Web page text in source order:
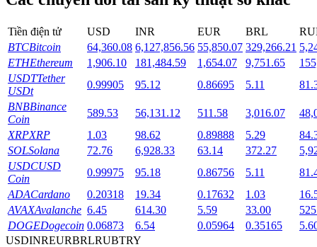
Launchpool
Đặt cọc linh hoạt để kiếm được các token phổ biến.
Khóa BTR
Tiền điện tử USD INR EUR BRL
BTCBitcoin 64,360.08 6,127,856.56 55,850.07 329,266.21
ETHEthereum 1,906.10 181,484.59 1,654.07 9,751.65
USDTTether
USDt
0.99905 95.12 0.86695 5.11
BNBBinance
Coin
589.53 56,131.12 511.58 3,016.07
XRPXRP 1.03 98.62 0.89888 5.29
SOLSolana 72.76 6,928.33 63.14 372.27
USDCUSD
Coin
0.99975 95.18 0.86756 5.11
ADACardano 0.20318 19.34 0.17632 1.03
AVAXAvalanche 6.45 614.30 5.59 33.00
DOGEDogecoin 0.06873 6.54 0.05964 0.35165
USDINREURBRLRUBTRY